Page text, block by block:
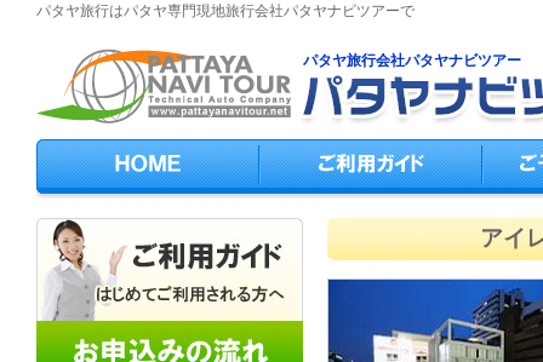
パタヤ旅行はパタヤ専門現地旅行会社パタヤナビツアーで
パタヤ旅行会社パタヤナビツアー
アイ